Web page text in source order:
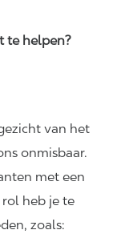
te helpen?
van het
onmisbaar.
met een
heb je te
zoals: